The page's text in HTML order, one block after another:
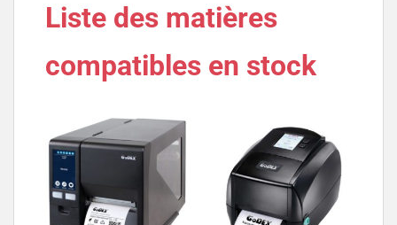
Liste des matières
compatibles en stock